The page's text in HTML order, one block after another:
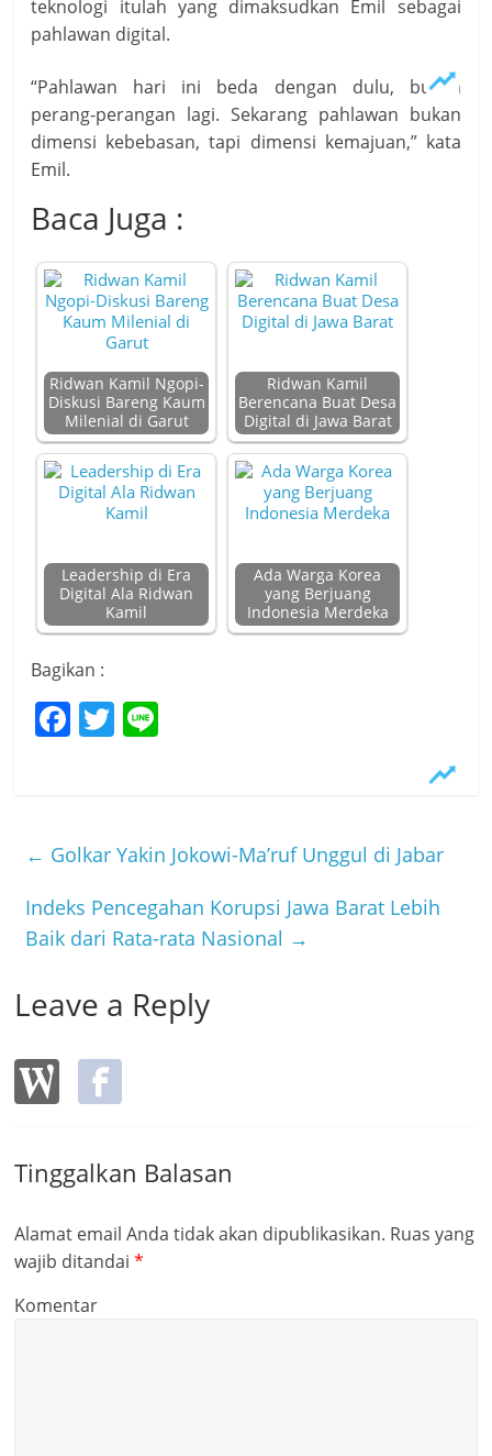
teknologi itulah yang dimaksudkan Emil sebagai
pahlawan digital.
“Pahlawan hari ini beda dengan dulu, bukan
perang-perangan lagi. Sekarang pahlawan bukan
dimensi kebebasan, tapi dimensi kemajuan,” kata
Emil.
Baca Juga :
Ridwan Kamil Ngopi-
Diskusi Bareng Kaum
Milenial di Garut
Ridwan Kamil
Berencana Buat Desa
Digital di Jawa Barat
Leadership di Era
Digital Ala Ridwan
Kamil
Ada Warga Korea
yang Berjuang
Indonesia Merdeka
Bagikan :
F
b
o
o
T
← Golkar Yakin Jokowi-Ma’ruf Unggul di Jabar
Indeks Pencegahan Korupsi Jawa Barat Lebih
Baik dari Rata-rata Nasional →
Leave a Reply
Tinggalkan Balasan
Alamat email Anda tidak akan dipublikasikan. Ruas yang
wajib ditandai*
Komentar